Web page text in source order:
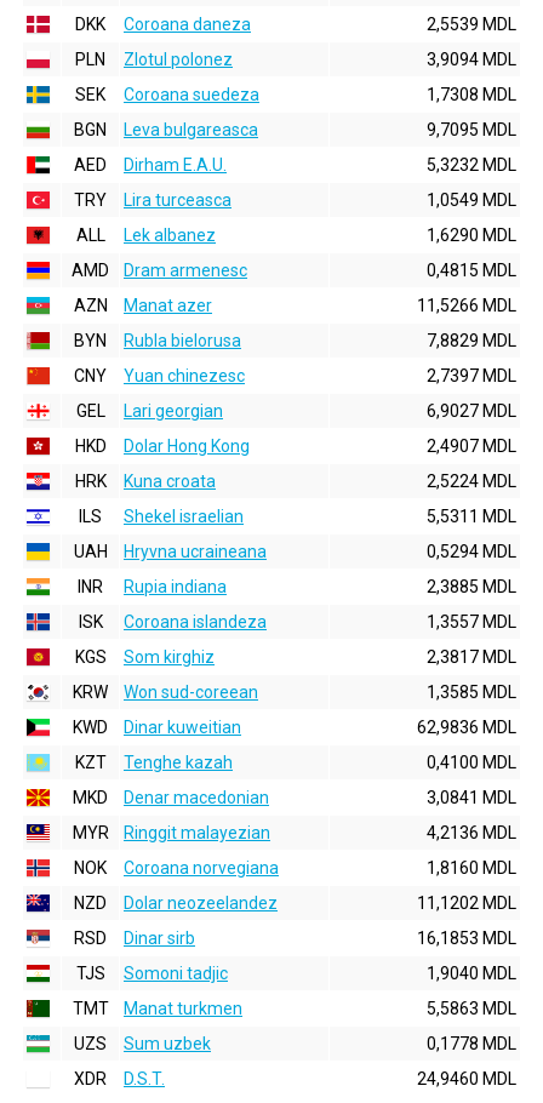
DKK
Coroana daneza
2,5539 MDL
PLN
Zlotul polonez
3,9094 MDL
SEK
Coroana suedeza
1,7308 MDL
BGN
Leva bulgareasca
9,7095 MDL
AED
Dirham E.A.U.
5,3232 MDL
TRY
Lira turceasca
1,0549 MDL
ALL
Lek albanez
1,6290 MDL
AMD
Dram armenesc
0,4815 MDL
AZN
Manat azer
11,5266 MDL
BYN
Rubla bielorusa
7,8829 MDL
CNY
Yuan chinezesc
2,7397 MDL
GEL
Lari georgian
6,9027 MDL
HKD
Dolar Hong Kong
2,4907 MDL
HRK
Kuna croata
2,5224 MDL
ILS
Shekel israelian
5,5311 MDL
UAH
Hryvna ucraineana
0,5294 MDL
INR
Rupia indiana
2,3885 MDL
ISK
Coroana islandeza
1,3557 MDL
KGS
Som kirghiz
2,3817 MDL
KRW
Won sud-coreean
1,3585 MDL
KWD
Dinar kuweitian
62,9836 MDL
KZT
Tenghe kazah
0,4100 MDL
MKD
Denar macedonian
3,0841 MDL
MYR
Ringgit malayezian
4,2136 MDL
NOK
Coroana norvegiana
1,8160 MDL
NZD
Dolar neozeelandez
11,1202 MDL
RSD
Dinar sirb
16,1853 MDL
TJS
Somoni tadjic
1,9040 MDL
TMT
Manat turkmen
5,5863 MDL
UZS
Sum uzbek
0,1778 MDL
XDR
D.S.T. 24,9460 MDL